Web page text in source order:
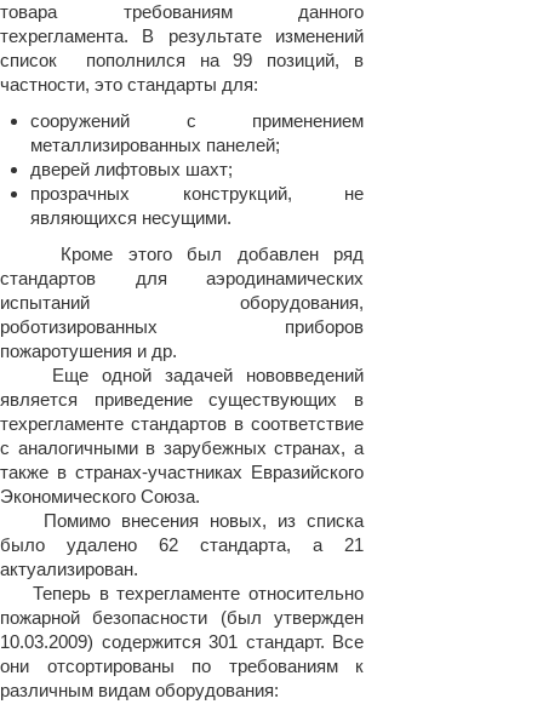
товара требованиям данного
техрегламента. В результате изменений
список пополнился на 99 позиций, в
частности, это стандарты для:
сооружений с применением
металлизированных панелей;
дверей лифтовых шахт;
прозрачных конструкций, не
являющихся несущими.
Кроме этого был добавлен ряд
стандартов для аэродинамических
испытаний оборудования,
роботизированных приборов
пожаротушения и др.
Еще одной задачей нововведений
является приведение существующих в
техрегламенте стандартов в соответствие
с аналогичными в зарубежных странах, а
также в странах-участниках Евразийского
Экономического Союза.
Помимо внесения новых, из списка
было удалено 62 стандарта, а 21
актуализирован.
Теперь в техрегламенте относительно
пожарной безопасности (был утвержден
10.03.2009) содержится 301 стандарт. Все
они отсортированы по требованиям к
различным видам оборудования: